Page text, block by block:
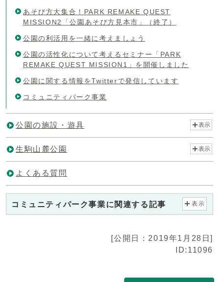
あそび方大集合！PARK REMAKE QUEST
MISSION2「公園あそび方見本市」（終了）
公園の利活用を一緒に考えましょう
公園の活性化について考えるセミナー「PARK
REMAKE QUEST MISSION1」を開催しました
公園に関する情報をTwitterで発信しています
コミュニティパーク事業
公園の施設・遊具 表示
生駒山麓公園 表示
よくある質問
コミュニティパーク事業に関連する記事 表示
[公開日：2019年1月28日]
ID:11096